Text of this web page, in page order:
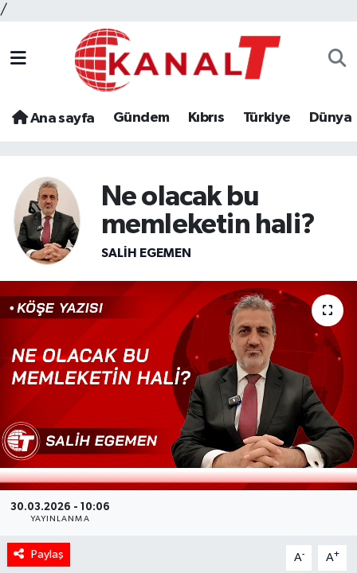
/
Ana sayfa Gündem Kıbrıs Türkiye Dünya
Ne olacak bu
memleketin hali?
SALIH EGEMEN
30.03.2026 - 10:06
YAYINLANMA
Paylaş A- A+